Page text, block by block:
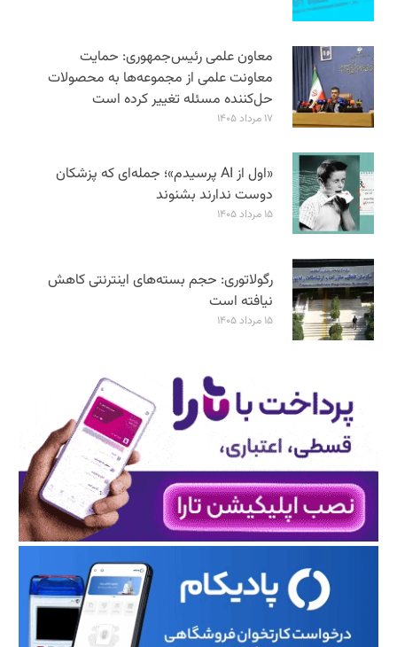
معاون علمی رئیس‌جمهوری: حمایت
معاونت علمی از مجموعه‌ها به محصولات
حل‌کننده مسئله تغییر کرده است
۱۷ مرداد ۱۴۰۵
«اول از AI پرسیدم»؛ جمله‌ای که پزشکان
دوست ندارند بشنوند
۱۵ مرداد ۱۴۰۵
رگولاتوری: حجم بسته‌های اینترنتی کاهش
نیافته است
۱۵ مرداد ۱۴۰۵